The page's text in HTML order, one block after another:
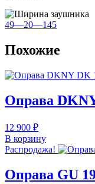
49—20—145
Похожие
Оправа
12 900 ₽
В корзину
Распродажа!
Оправа GU